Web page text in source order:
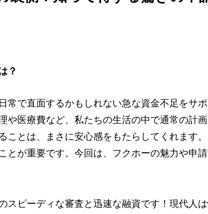
？
常で直面するかもしれない急な資金不足をサ
や医療費など、私たちの生活の中で通常の計
ことは、まさに安心感をもたらしてくれます
とが重要です。今回は、フクホーの魅力や申
スピーディな審査と迅速な融資です！現代人